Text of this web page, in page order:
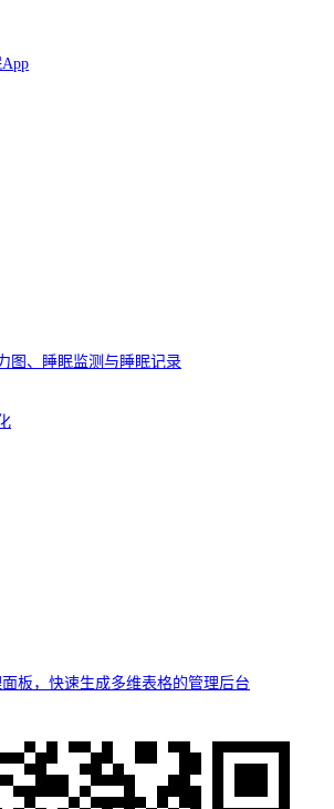
图、睡眠监测与睡眠记录
板，快速生成多维表格的管理后台